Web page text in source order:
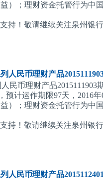
）；理财资金托管行为中
持！敬请继续关注泉州银
人民币理财产品
民币理财产品2015111903
预计运作期限97天，2016
）；理财资金托管行为中
持！敬请继续关注泉州银
人民币理财产品